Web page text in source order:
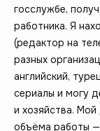
госслужбе,
работника. Я
(редактор на
разных
английский,
сериалы и могу
и хозяйства.
объёма работы